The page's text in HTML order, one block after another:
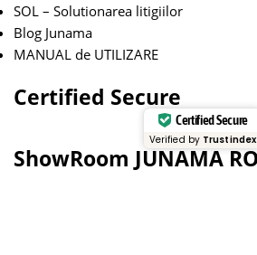
SOL – Solutionarea litigiilor
Blog Junama
MANUAL de UTILIZARE
Certified Secure
Certified Secure
Verified by Trustindex
ShowRoom JUNAMA